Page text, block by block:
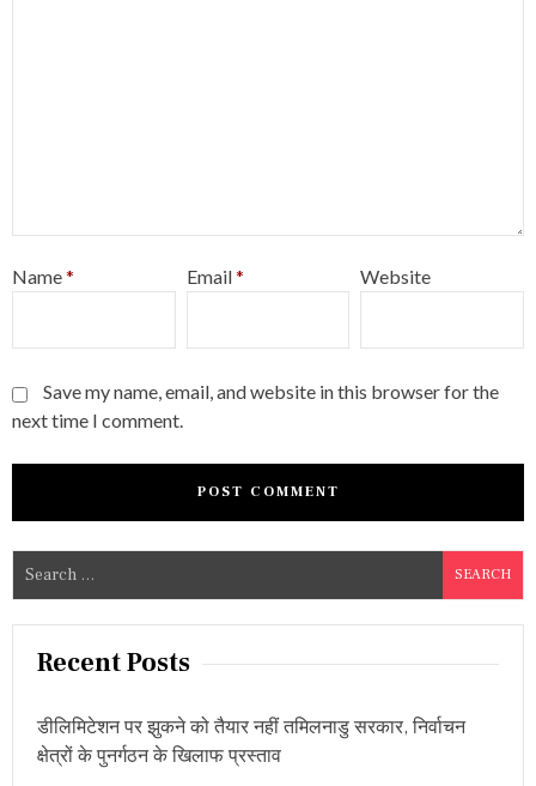
Name* Email* Website
Save my name, email, and website in this browser for the
next time I comment.
e
a
Recent Posts
डीलिमिटेशन पर झुकने को तैयार नहीं तमिलनाडु सरकार, निर्वाचन
क्षेत्रों के पुनर्गठन के खिलाफ प्रस्ताव